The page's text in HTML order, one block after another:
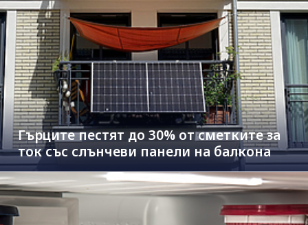
Гърците пестят до 30% от сметките за
ток със слънчеви панели на балкона